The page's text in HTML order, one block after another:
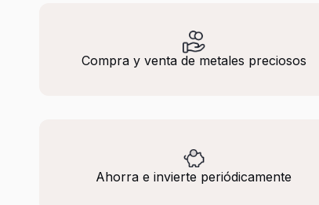
Compra y venta de metales preciosos
Ahorra e invierte periódicamente